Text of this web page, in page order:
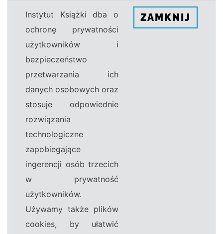
Instytut Książki dba o
ochronę prywatności
użytkowników i
bezpieczeństwo
przetwarzania ich
danych osobowych oraz
stosuje odpowiednie
rozwiązania
technologiczne
zapobiegające
ingerencji osób trzecich
w prywatność
użytkowników.
Używamy także plików
cookies, by ułatwić
ZAMKNIJ